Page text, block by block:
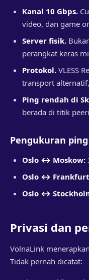
Kanal 10 Gbps.
video, dan game
Server fisik.
perangkat keras
Protokol. VLESS
transport
Ping rendah di
berada di titik
Pengukuran ping
Oslo ↔ Moskow:
Oslo ↔
Oslo ↔
Privasi dan
VolnaLink
Tidak pernah dicatat: